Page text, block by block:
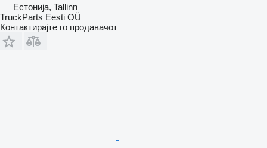
Естонија, Tallinn
TruckParts Eesti OÜ
Контактирајте го продавачот